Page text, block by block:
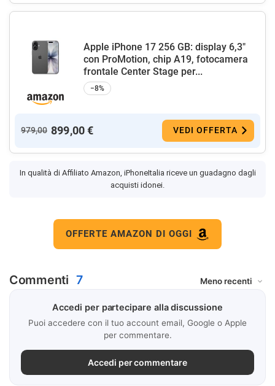
Apple iPhone 17 256 GB: display 6,3"
con ProMotion, chip A19, fotocamera
frontale Center Stage per...
−8%
979,00 899,00 € VEDI OFFERTA
In qualità di Affiliato Amazon, iPhoneItalia riceve un guadagno dagli
acquisti idonei.
OFFERTE AMAZON DI OGGI
Commenti 7
Accedi per partecipare alla discussione
Puoi accedere con il tuo account email, Google o Apple
per commentare.
Accedi per commentare